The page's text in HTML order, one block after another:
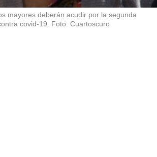
mayores deberán acudir por la segunda
covid-19. Foto: Cuartoscuro